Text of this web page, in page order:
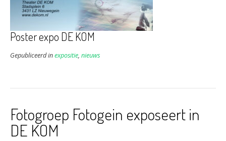
Poster expo DE KOM
Gepubliceerd inexpositie, nieuws
Fotogroep Fotogein exposeert in
DE KOM